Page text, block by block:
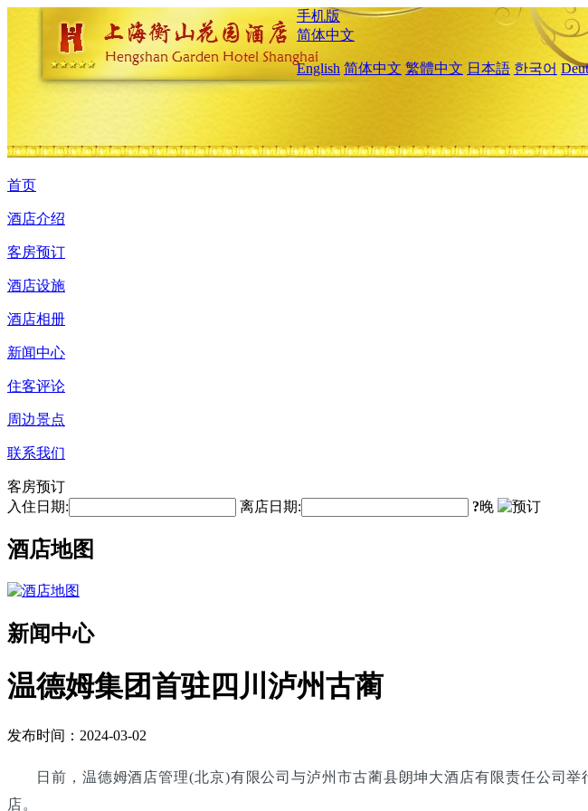
手机版
简体中文
English 简体中文 繁體中文 日本語 한국어
首页
酒店介绍
客房预订
酒店设施
酒店相册
新闻中心
住客评论
周边景点
联系我们
客房预订
入住日期:
离店日期: ?晚
酒店地图
新闻中心
温德姆集团首驻四川泸州古蔺
发布时间：2024-03-02
日前，温德姆酒店管理(北京)有限公司与泸州市古蔺县朗坤大酒店有限责任公司
店。